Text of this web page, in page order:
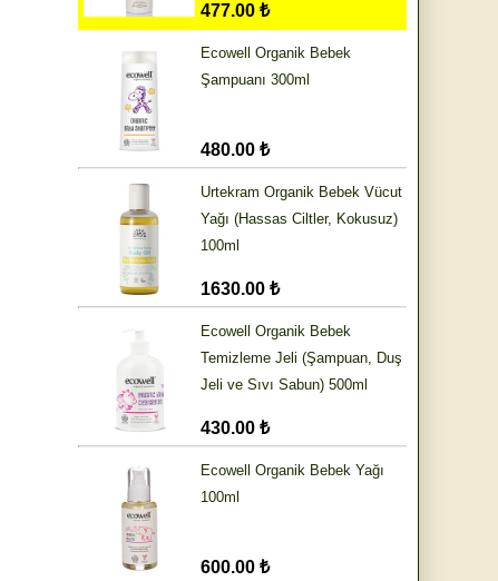
477.00 ₺
Ecowell Organik Bebek
Şampuanı 300ml
480.00 ₺
Urtekram Organik Bebek Vücut
Yağı (Hassas Ciltler, Kokusuz)
100ml
1630.00 ₺
Ecowell Organik Bebek
Temizleme Jeli (Şampuan, Duş
Jeli ve Sıvı Sabun) 500ml
430.00 ₺
Ecowell Organik Bebek Yağı
100ml
600.00 ₺